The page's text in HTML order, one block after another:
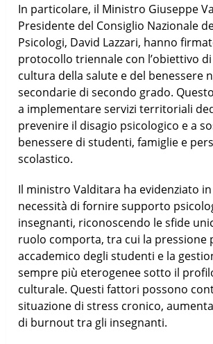
In particolare, il Ministro Giuseppe
Presidente del Consiglio Nazionale
Psicologi, David Lazzari, hanno
protocollo triennale con l’obiettivo
cultura della salute e del benessere
secondarie di secondo grado.
a implementare servizi territoriali
prevenire il disagio psicologico e a
benessere di studenti, famiglie e
scolastico.
Il ministro Valditara ha evidenziato
necessità di fornire supporto
insegnanti, riconoscendo le sfide
ruolo comporta, tra cui la pressione
accademico degli studenti e la
sempre più eterogenee sotto il
culturale. Questi fattori possono
situazione di stress cronico,
di burnout tra gli insegnanti.